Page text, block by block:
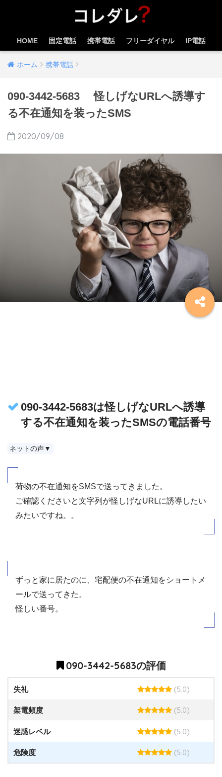
HOME 固定電話 携帯電話 フリーダイヤル IP電話
ホーム 携帯電話
090-3442-5683 怪しげなURLへ誘導す
る不在通知を装ったSMS
2020/09/08
090-3442-5683は怪しげなURLへ誘導
する不在通知を装ったSMSの電話番号
ネットの声▼
荷物の不在通知をSMSで送ってきました。
ご確認くださいと文字列が怪しげなURLに誘導したい
みたいですね。。
ずっと家に居たのに、宅配便の不在通知をショートメ
ールで送ってきた。
怪しい番号。
090-3442-5683の評価
失礼 (5.0)
架電頻度 (5.0)
迷惑レベル (5.0)
危険度 (5.0)